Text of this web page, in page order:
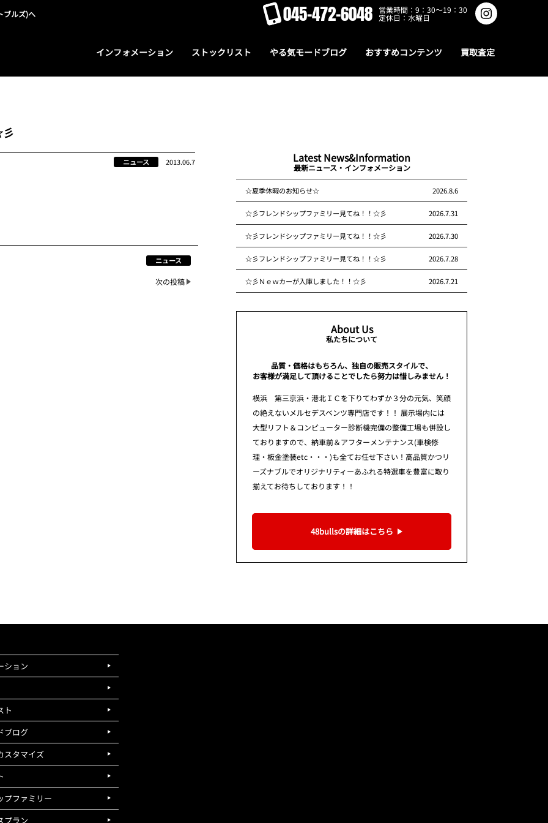
ブルズ)へ 045-472-6048 営業時間：9：30～19：30
定休日：水曜日
インフォメーション ストックリスト やる気モードブログ おすすめコンテンツ 買取査定
ニュース 2013.06.7
ニュース
次の投稿
Latest News&Information
最新ニュース・インフォメーション
☆夏季休暇のお知らせ☆ 2026.8.6
☆彡フレンドシップファミリー見てね！！☆彡 2026.7.31
☆彡フレンドシップファミリー見てね！！☆彡 2026.7.30
☆彡フレンドシップファミリー見てね！！☆彡 2026.7.28
☆彡Ｎｅｗカーが入庫しました！！☆彡 2026.7.21
About Us
私たちについて
品質・価格はもちろん、独自の販売スタイルで、
お客様が満足して頂けることでしたら努力は惜しみません！
横浜 第三京浜・港北ＩＣを下りてわずか３分の元気、笑顔
の絶えないメルセデスベンツ専門店です！！ 展示場内には
大型リフト＆コンピューター診断機完備の整備工場も併設し
ておりますので、納車前＆アフターメンテナンス(車検修
理・板金塗装etc・・・)も全てお任せ下さい！高品質かつリ
ーズナブルでオリジナリティーあふれる特選車を豊富に取り
揃えてお待ちしております！！
48bullsの詳細はこちら
ション
ト
ブログ
スタマイズ
プファミリー
プラン